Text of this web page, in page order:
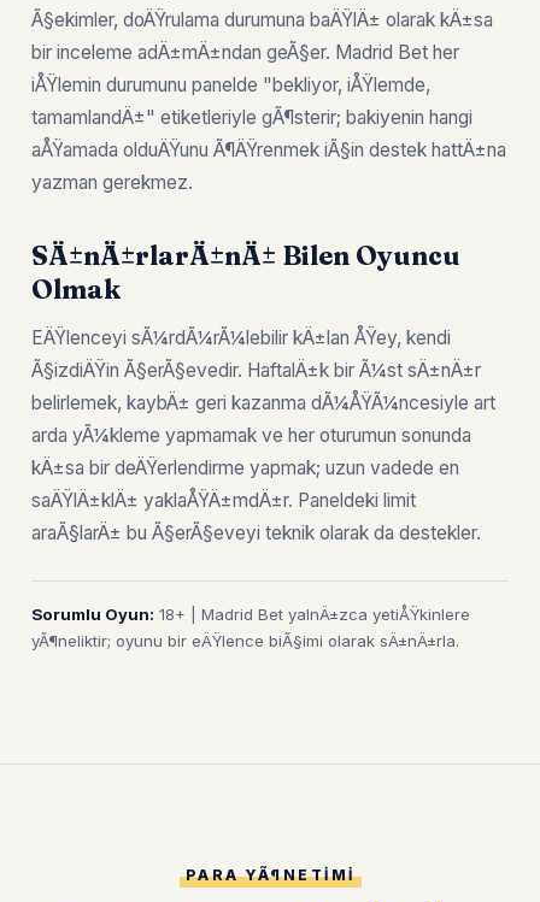
Ã§ekimler, doÄŸrulama durumuna baÄŸlÄ± olarak kÄ±sa
bir inceleme adÄ±mÄ±ndan geÃ§er. Madrid Bet her
iÅŸlemin durumunu panelde "bekliyor, iÅŸlemde,
tamamlandÄ±" etiketleriyle gÃ¶sterir; bakiyenin hangi
aÅŸamada olduÄŸunu Ã¶ÄŸrenmek iÃ§in destek hattÄ±na
yazman gerekmez.
SÄ±nÄ±rlarÄ±nÄ± Bilen Oyuncu
Olmak
EÄŸlenceyi sÃ¼rdÃ¼rÃ¼lebilir kÄ±lan ÅŸey, kendi
Ã§izdiÄŸin Ã§erÃ§evedir. HaftalÄ±k bir Ã¼st sÄ±nÄ±r
belirlemek, kaybÄ± geri kazanma dÃ¼ÅŸÃ¼ncesiyle art
arda yÃ¼kleme yapmamak ve her oturumun sonunda
kÄ±sa bir deÄŸerlendirme yapmak; uzun vadede en
saÄŸlÄ±klÄ± yaklaÅŸÄ±mdÄ±r. Paneldeki limit
araÃ§larÄ± bu Ã§erÃ§eveyi teknik olarak da destekler.
Sorumlu Oyun: 18+ | Madrid Bet yalnÄ±zca yetiÅŸkinlere
yÃ¶neliktir; oyunu bir eÄŸlence biÃ§imi olarak sÄ±nÄ±rla.
PARA YÃ¶NETIMI